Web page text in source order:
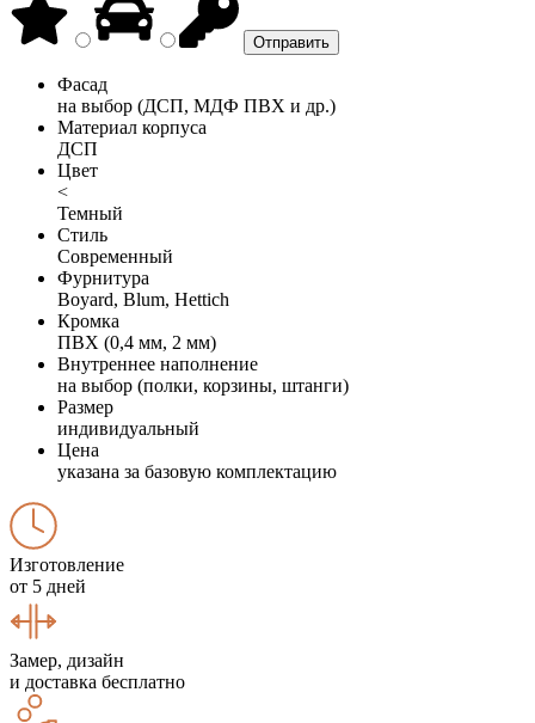
Фасад
на выбор (ДСП, МДФ ПВХ и др.)
Материал корпуса
ДСП
Цвет
<
Темный
Стиль
Современный
Фурнитура
Boyard, Blum, Hettich
Кромка
ПВХ (0,4 мм, 2 мм)
Внутреннее наполнение
на выбор (полки, корзины, штанги)
Размер
индивидуальный
Цена
указана за базовую комплектацию
Изготовление
от 5 дней
Замер, дизайн
и доставка бесплатно